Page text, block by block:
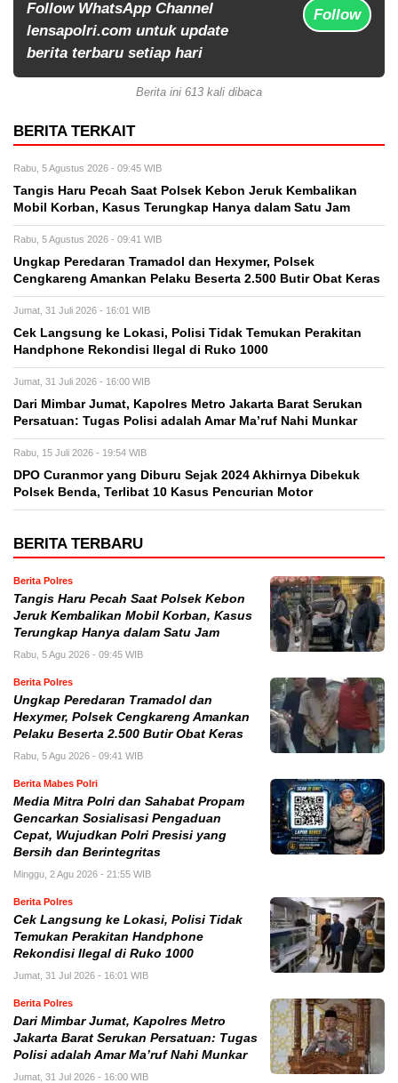
Follow WhatsApp Channel
lensapolri.com untuk update
berita terbaru setiap hari
Follow
Berita ini 613 kali dibaca
BERITA TERKAIT
Rabu, 5 Agustus 2026 - 09:45 WIB
Tangis Haru Pecah Saat Polsek Kebon Jeruk Kembalikan
Mobil Korban, Kasus Terungkap Hanya dalam Satu Jam
Rabu, 5 Agustus 2026 - 09:41 WIB
Ungkap Peredaran Tramadol dan Hexymer, Polsek
Cengkareng Amankan Pelaku Beserta 2.500 Butir Obat Keras
Jumat, 31 Juli 2026 - 16:01 WIB
Cek Langsung ke Lokasi, Polisi Tidak Temukan Perakitan
Handphone Rekondisi Ilegal di Ruko 1000
Jumat, 31 Juli 2026 - 16:00 WIB
Dari Mimbar Jumat, Kapolres Metro Jakarta Barat Serukan
Persatuan: Tugas Polisi adalah Amar Ma’ruf Nahi Munkar
Rabu, 15 Juli 2026 - 19:54 WIB
DPO Curanmor yang Diburu Sejak 2024 Akhirnya Dibekuk
Polsek Benda, Terlibat 10 Kasus Pencurian Motor
BERITA TERBARU
Berita Polres
Tangis Haru Pecah Saat Polsek Kebon
Jeruk Kembalikan Mobil Korban, Kasus
Terungkap Hanya dalam Satu Jam
Rabu, 5 Agu 2026 - 09:45 WIB
Berita Polres
Ungkap Peredaran Tramadol dan
Hexymer, Polsek Cengkareng Amankan
Pelaku Beserta 2.500 Butir Obat Keras
Rabu, 5 Agu 2026 - 09:41 WIB
Berita Mabes Polri
Media Mitra Polri dan Sahabat Propam
Gencarkan Sosialisasi Pengaduan
Cepat, Wujudkan Polri Presisi yang
Bersih dan Berintegritas
Minggu, 2 Agu 2026 - 21:55 WIB
Berita Polres
Cek Langsung ke Lokasi, Polisi Tidak
Temukan Perakitan Handphone
Rekondisi Ilegal di Ruko 1000
Jumat, 31 Jul 2026 - 16:01 WIB
Berita Polres
Dari Mimbar Jumat, Kapolres Metro
Jakarta Barat Serukan Persatuan: Tugas
Polisi adalah Amar Ma’ruf Nahi Munkar
Jumat, 31 Jul 2026 - 16:00 WIB